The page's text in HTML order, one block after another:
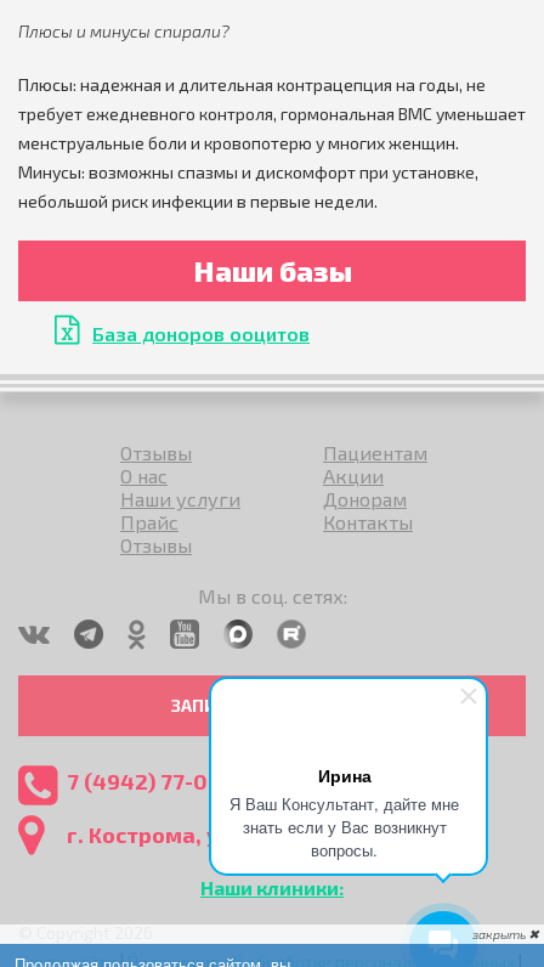
Ирина
Я Ваш Консультант, дайте мне
знать если у Вас возникнут
вопросы.
Плюсы и минусы спирали?
Плюсы: надежная и длительная контрацепция на годы, не
требует ежедневного контроля, гормональная ВМС уменьшает
менструальные боли и кровопотерю у многих женщин.
Минусы: возможны спазмы и дискомфорт при установке,
небольшой риск инфекции в первые недели.
Наши базы
База доноров ооцитов
Отзывы
О нас
Наши услуги
Прайс
Отзывы
Пациентам
Акции
Донорам
Контакты
Мы в соц. сетях:
ЗАПИСАТЬСЯ НА ПРИЕМ
7 (4942) 77-07-93
г. Кострома, ул. Никитская, 15
Наши клиники:
Карта сайта|Положение об обработке персональных данных